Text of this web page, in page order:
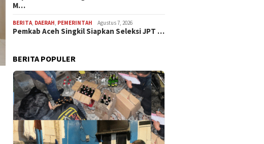
M…
BERITA, DAERAH, PEMERINTAH Agustus 7, 2026
Pemkab Aceh Singkil Siapkan Seleksi JPT …
BERITA POPULER